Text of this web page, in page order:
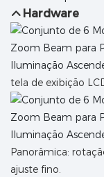
Hardware
tela de exibição
Panorâmica:
ajuste fino.